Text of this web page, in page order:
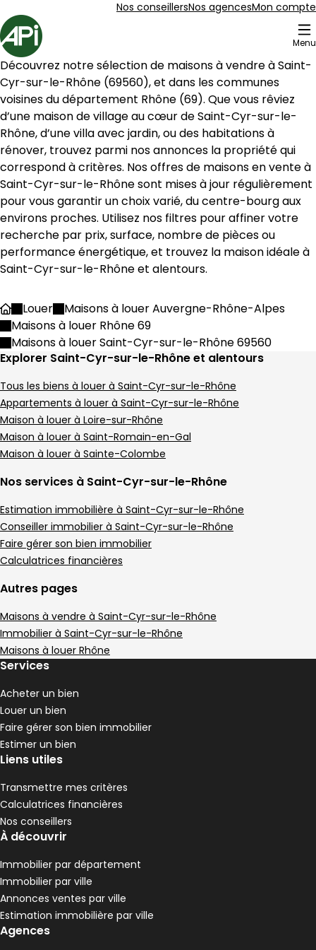
Nos conseillersNos agencesMon compte
Accueil
Menu
3 Maison à louer Saint-Cyr-sur-le-Rhône (69560)
105 m² 4 pièces Ampuis
Aller à l'image1
Aller à l'image2
Aller à l'image3
Aller à l'image4
Aller à l'image5
Ampuis - 69420
Maison • 4 pièces • 105 m²
DPE :
C 3 chambres
,
Terrain 561 m² 1 piscine
135 m² 4 pièces Saint-Romain-en-
Aller à l'image 1
Aller à l'image 2
Aller à l'image3
Aller à l'image4
Aller à l'image5
469 000 €
Maison • 4 pièces • 135 m²
DPE :
E 3 chambres
,
Terrain 1984 m² 1 piscine
330 000 €
Ampuis - 69420
Maison • 4 pièces • 96 m²
DPE :
B 3 chambres
Découvrez notre sélection de maisons à vendre à Saint-
Cyr-sur-le-Rhône (69560), et dans les communes
voisines du département Rhône (69). Que vous rêviez
d’une maison de village au cœur de Saint-Cyr-sur-le-
Rhône, d’une villa avec jardin, ou des habitations à
rénover, trouvez parmi nos annonces la propriété qui
Saint-Cyr-sur-le-Rhône sont mises à jour régulièrement
pour vous garantir un choix varié, du centre-bourg aux
environs proches. Utilisez nos filtres pour affiner votre
recherche par prix, surface, nombre de pièces ou
Saint-Cyr-sur-le-Rhône et alentours.
AccueilLouer
Maisons à louer Auvergne-Rhône-Alpes
Maisons à louer Rhône 69
Maisons à louer Saint-Cyr-sur-le-Rhône 69560
Explorer Saint-Cyr-sur-le-Rhône et alentours
Tous les biens à louer à Saint-Cyr-sur-le-Rhône
Appartements à louer à Saint-Cyr-sur-le-Rhône
Maison à louer à Loire-sur-Rhône
Maison à louer à Saint-Romain-en-Gal
Maison à louer à Sainte-Colombe
Nos services à Saint-Cyr-sur-le-Rhône
Estimation immobilière à Saint-Cyr-sur-le-Rhône
Conseiller immobilier à Saint-Cyr-sur-le-Rhône
Faire gérer son bien immobilier
Calculatrices financières
Autres pages
Maisons à vendre à Saint-Cyr-sur-le-Rhône
Immobilier à Saint-Cyr-sur-le-Rhône
Maisons à louer Rhône
Services
Acheter un bien
Louer un bien
Faire gérer son bien immobilier
Estimer un bien
Liens utiles
Transmettre mes critères
Calculatrices financières
Nos conseillers
À découvrir
Immobilier par département
Immobilier par ville
Annonces ventes par ville
Estimation immobilière par ville
Agences